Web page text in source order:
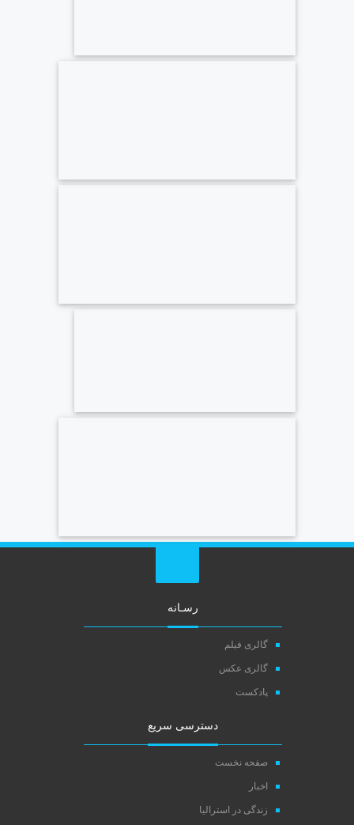
رسـانه
گالری فیلم
گالری عکس
پادکست
دسترسی سریع
صفحه نخست
اخبار
زندگی در استرالیا